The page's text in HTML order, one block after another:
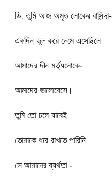
ডি, তুমি আজ অমৃত লোকের বাসিন্দা-
একদিন ভুল করে নেমে এসেছিলে
আমাদের দীন মর্ত্যলোকে-
আমাদের ভালোবেসে।
তুমি তো চলে যাবেই
তোমাকে ধরে রাখতে পারিনি
সে আমাদের ব্যর্থতা -